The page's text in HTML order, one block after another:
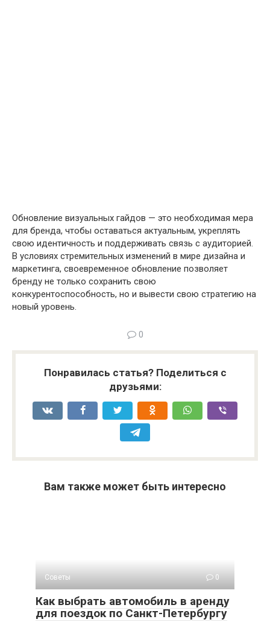
Обновление визуальных гайдов — это необходимая мера
для бренда, чтобы оставаться актуальным, укреплять
свою идентичность и поддерживать связь с аудиторией.
В условиях стремительных изменений в мире дизайна и
маркетинга, своевременное обновление позволяет
бренду не только сохранить свою
конкурентоспособность, но и вывести свою стратегию на
новый уровень.
0
Понравилась статья? Поделиться с
друзьями:
Вам также может быть интересно
Советы 0
Как выбрать автомобиль в аренду
для поездок по Санкт-Петербургу